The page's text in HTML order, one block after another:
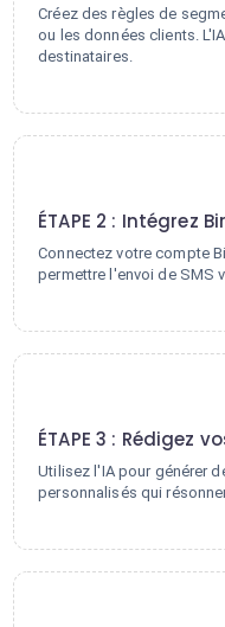
Créez des règles de
ou les données clients.
destinataires.
ÉTAPE 2 : Intégrez
Connectez votre compte
permettre l'envoi de SMS
ÉTAPE 3 : Rédigez
Utilisez l'IA pour générer
personnalisés qui